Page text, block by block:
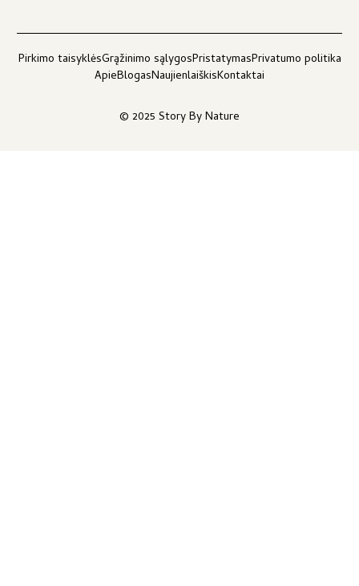
© 2025 Story By Nature
Pirkimo taisyklėsGrąžinimo sąlygosPristatymasPrivatumo politika
ApieBlogasNaujienlaiškisKontaktai